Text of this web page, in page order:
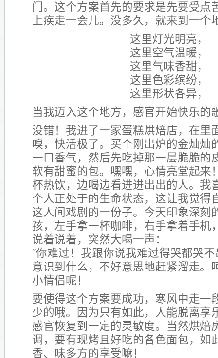
门。这个方案首先的要求是先要受点
上疾走一会儿。没多久，就来到一个
这里灯光明亮，
这里空气温暖，
这里气味香甜，
这里色彩缤纷，
这里形状各异，
当我迈入这个地方，感官开始快乐的
没错！我进了一家蛋糕烘焙店，在里
嗅，快活极了。买个刚出炉的金灿灿
一口香气，然后先吃掉那一层脆脆的
软有甜蜜的包。嘿嘿，心情亮堂起来
杯热饮，边喝边看进进出出的人。我
个人正处于的生命状态，这让我觉得
这人间戏剧的一份子。今天印象深刻
孩，左手拿一杯咖啡，右手拿着手机
说着说着，突然大喝一声：
“你难过！我跟你说我难过得哭都哭
意识到什么，不好意思地赶紧溜走。
小情侣呢！
要使得这个方案要成功，寒风中走一
少的哦。因为只有如此，人能脱离享
感官恢复到一定的灵敏度。当然烘焙
调，要有现烤且好吃的各色面包，如
香、味多方的享受嘛！